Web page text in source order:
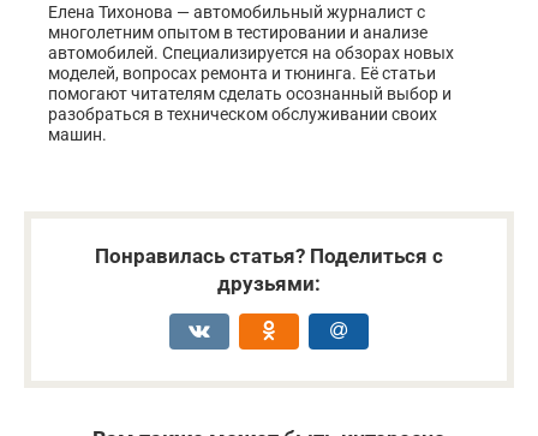
Елена Тихонова — автомобильный журналист с
многолетним опытом в тестировании и анализе
автомобилей. Специализируется на обзорах новых
моделей, вопросах ремонта и тюнинга. Её статьи
помогают читателям сделать осознанный выбор и
разобраться в техническом обслуживании своих
машин.
Понравилась статья? Поделиться с
друзьями: